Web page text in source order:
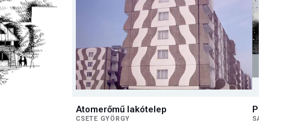
Atomerőmű lakótelep
CSETE GYÖRGY
Pókország
SÁROS